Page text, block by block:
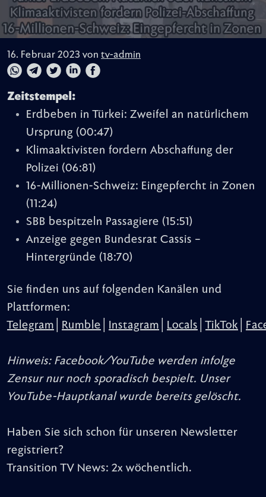
16. Februar 2023 von tv-admin
Zeitstempel:
Erdbeben in Türkei: Zweifel an natürlichem
Ursprung (00:47)
Klimaaktivisten fordern Abschaffung der
Polizei (06:81)
16-Millionen-Schweiz: Eingepfercht in Zonen
(11:24)
SBB bespitzeln Passagiere (15:51)
Anzeige gegen Bundesrat Cassis –
Hintergründe (18:70)
Sie finden uns auf folgenden Kanälen und
Plattformen:
Telegram
Rumble Instagram Locals │TikTok
Hinweis: Facebook/YouTube werden infolge
Zensur nur noch sporadisch bespielt. Unser
YouTube-Hauptkanal wurde bereits gelöscht.
Haben Sie sich schon für unseren Newsletter
registriert?
Transition TV News: 2x wöchentlich.